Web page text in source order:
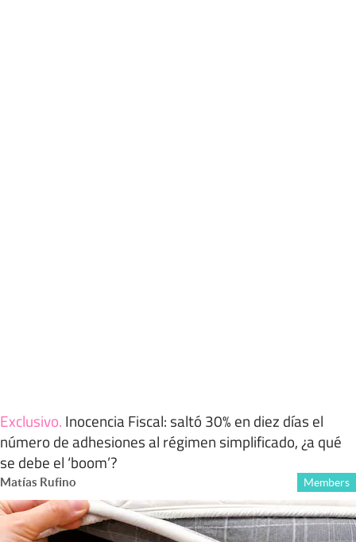
Exclusivo. Inocencia Fiscal: saltó 30% en diez días el
número de adhesiones al régimen simplificado, ¿a qué
se debe el ‘boom’?
Matías Rufino Members